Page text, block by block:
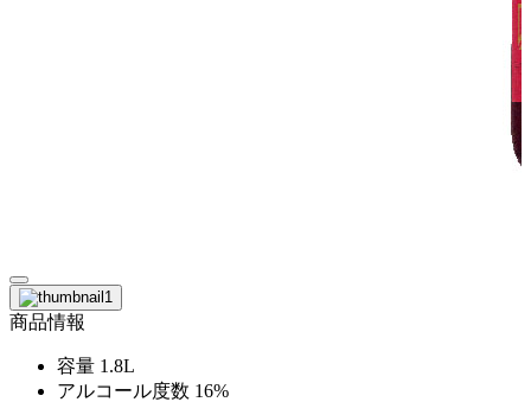
商品情報
容量 1.8L
アルコール度数 16%